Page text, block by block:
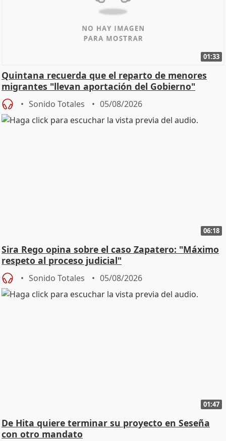
01:33
Quintana recuerda que el reparto de menores
migrantes "llevan aportación del Gobierno"
central
Sonido Totales 05/08/2026
06:18
Sira Rego opina sobre el caso Zapatero: "Máximo
respeto al proceso judicial"
Sonido Totales 05/08/2026
01:47
De Hita quiere terminar su proyecto en Seseña
con otro mandato